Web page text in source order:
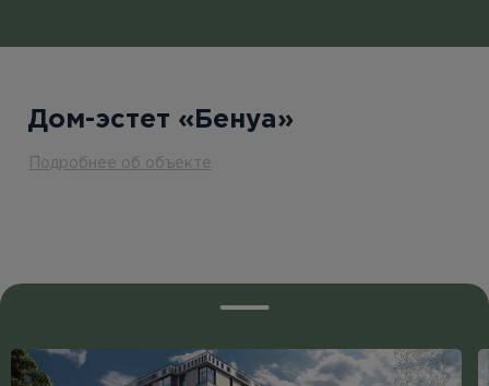
Дом-эстет «Бенуа»
Подробнее об объекте